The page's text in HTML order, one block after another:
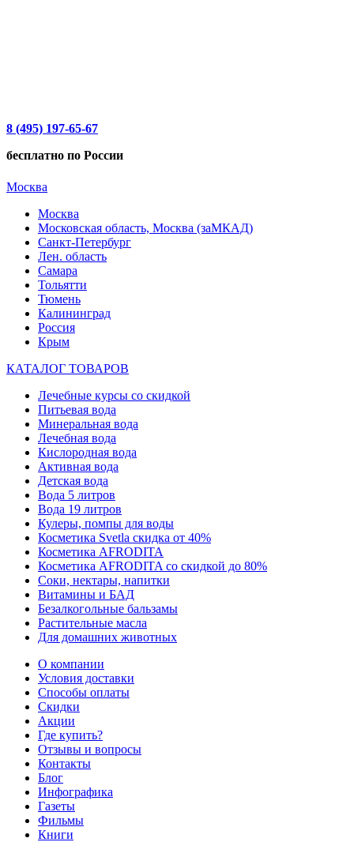
8 (495) 197-65-67
бесплатно по России
Москва
Москва
Московская область, Москва (заМКАД)
Санкт-Петербург
Лен. область
Самара
Тольятти
Тюмень
Калининград
Россия
Крым
КАТАЛОГ ТОВАРОВ
Лечебные курсы со скидкой
Питьевая вода
Минеральная вода
Лечебная вода
Кислородная вода
Активная вода
Детская вода
Вода 5 литров
Вода 19 литров
Кулеры, помпы для воды
Косметика Svetla скидка от 40%
Косметика AFRODITA
Косметика AFRODITA со скидкой до 80%
Соки, нектары, напитки
Витамины и БАД
Безалкогольные бальзамы
Растительные масла
Для домашних животных
О компании
Условия доставки
Способы оплаты
Скидки
Акции
Где купить?
Отзывы и вопросы
Контакты
Блог
Инфографика
Газеты
Фильмы
Книги